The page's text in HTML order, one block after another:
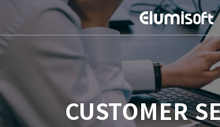
CUSTOMER